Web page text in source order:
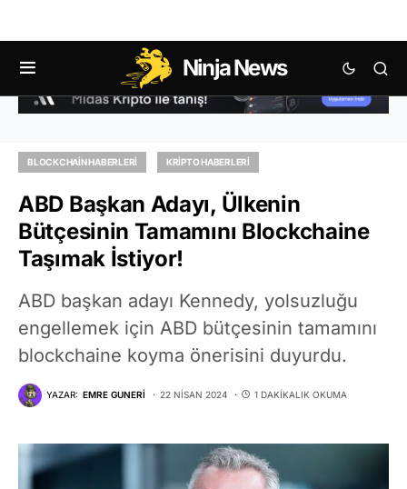
Ninja News
BLOCKCHAIN HABERLERI KRIPTO HABERLERI
ABD Başkan Adayı, Ülkenin
Bütçesinin Tamamını Blockchaine
Taşımak İstiyor!
ABD başkan adayı Kennedy, yolsuzluğu
engellemek için ABD bütçesinin tamamını
blockchaine koyma önerisini duyurdu.
YAZAR: EMRE GUNERI 22 NISAN 2024 1 DAKIKALIK OKUMA